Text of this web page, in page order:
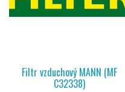
Filtr vzduchový MANN (MF
C32338)